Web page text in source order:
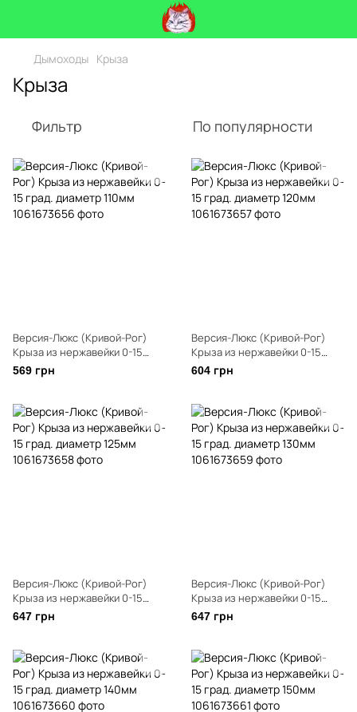
Дымоходы Крыза
Крыза
Фильтр По популярности
Версия-Люкс (Кривой-Рог)
Крыза из нержавейки 0-15
град. диаметр 110мм
569 грн
Версия-Люкс (Кривой-Рог)
Крыза из нержавейки 0-15
град. диаметр 120мм
604 грн
Версия-Люкс (Кривой-Рог)
Крыза из нержавейки 0-15
град. диаметр 125мм
647 грн
Версия-Люкс (Кривой-Рог)
Крыза из нержавейки 0-15
град. диаметр 130мм
647 грн